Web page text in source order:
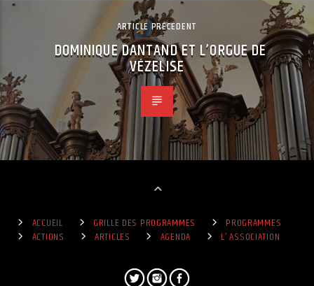
ARTICLE PRÉCÉDENT
DOMINIQUE DANTAND ET L’ORGUE DE
VÉZELISE
ACCUEIL GRILLE DES PROGRAMMES
PROGRAMMES
ACTIONS
ARTICLES AGENDA L’ ASSOCIATION